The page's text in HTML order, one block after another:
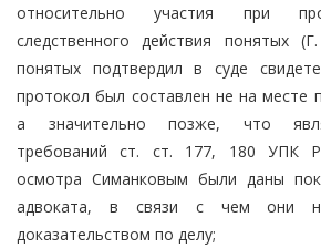
относительно участия при
следственного действия понятых
понятых подтвердил в суде
протокол был составлен не на месте
а значительно позже, что
требований ст. ст. 177, 180 УПК
осмотра Симанковым были даны
адвоката, в связи с чем они
доказательством по делу;